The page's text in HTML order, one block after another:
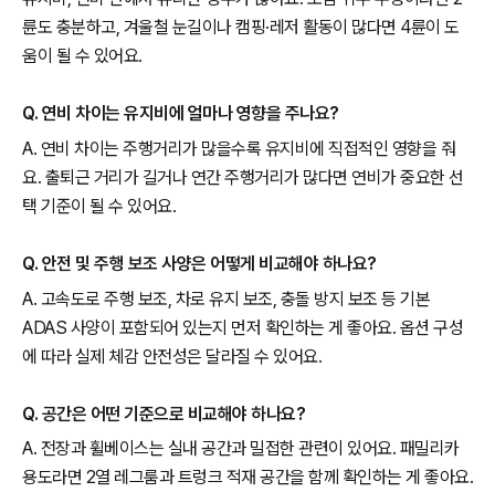
륜도 충분하고, 겨울철 눈길이나 캠핑·레저 활동이 많다면 4륜이 도
움이 될 수 있어요.
Q. 연비 차이는 유지비에 얼마나 영향을 주나요?
A. 연비 차이는 주행거리가 많을수록 유지비에 직접적인 영향을 줘
요. 출퇴근 거리가 길거나 연간 주행거리가 많다면 연비가 중요한 선
택 기준이 될 수 있어요.
Q. 안전 및 주행 보조 사양은 어떻게 비교해야 하나요?
A. 고속도로 주행 보조, 차로 유지 보조, 충돌 방지 보조 등 기본
ADAS 사양이 포함되어 있는지 먼저 확인하는 게 좋아요. 옵션 구성
에 따라 실제 체감 안전성은 달라질 수 있어요.
Q. 공간은 어떤 기준으로 비교해야 하나요?
A. 전장과 휠베이스는 실내 공간과 밀접한 관련이 있어요. 패밀리카
용도라면 2열 레그룸과 트렁크 적재 공간을 함께 확인하는 게 좋아요.